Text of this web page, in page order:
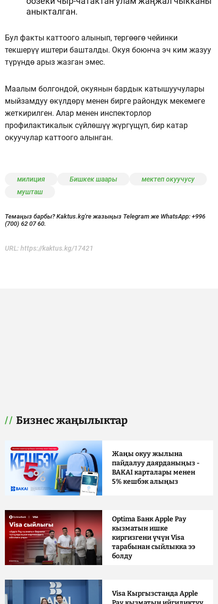
аныкталган.
Бул факты каттоого алынып, тергөөгө чейинки
текшерүү иштери башталды. Окуя боюнча эч ким жазуу
түрүндө арыз жазган эмес.
Маалым болгондой, окуянын бардык катышуучулары
мыйзамдуу өкүлдөрү менен бирге райондук мекемеге
жеткирилген. Алар менен инспекторлор
профилактикалык сүйлөшүү жүргүщүп, бир катар
окуучулар каттоого алынган.
милиция Бишкек шаары
мектеп окуучусу
мушташ
Темаңыз барбы? Kaktus.kg'ге жазыңыз Telegram же WhatsApp: +996
(700) 62 07 60.
URL: https://kaktus.kg/17421
Бизнес жаңылыктар
Жаңы окуу жылына
пайдалуу даярданыңыз -
BAKAI карталары менен
5% кешбэк алыңыз
Optima Банк Apple Pay
кызматын ишке
киргизгени үчүн Visa
тарабынан сыйлыкка ээ
болду
Visa Кыргызстанда Apple